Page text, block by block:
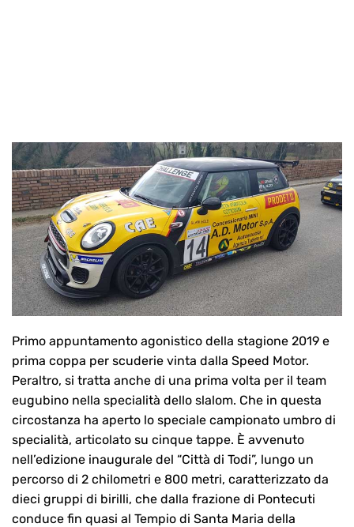
Primo appuntamento agonistico della stagione 2019 e
prima coppa per scuderie vinta dalla Speed Motor.
Peraltro, si tratta anche di una prima volta per il team
eugubino nella specialità dello slalom. Che in questa
circostanza ha aperto lo speciale campionato umbro di
specialità, articolato su cinque tappe. È avvenuto
nell’edizione inaugurale del “Città di Todi”, lungo un
percorso di 2 chilometri e 800 metri, caratterizzato da
dieci gruppi di birilli, che dalla frazione di Pontecuti
conduce fin quasi al Tempio di Santa Maria della